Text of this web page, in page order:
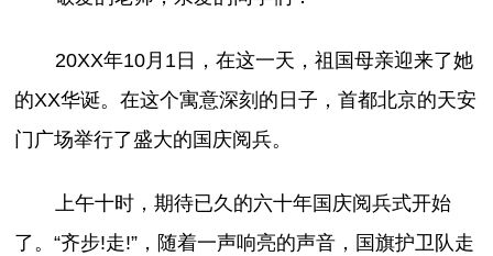
20XX年10月1日，在这一天，祖国母亲迎来了她
的XX华诞。在这个寓意深刻的日子，首都北京的天安
门广场举行了盛大的国庆阅兵。
上午十时，期待已久的六十年国庆阅兵式开始
了。“齐步!走!”，随着一声响亮的声音，国旗护卫队走